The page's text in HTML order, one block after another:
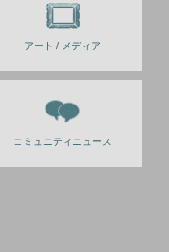
アート / メディア
コミュニティニュース